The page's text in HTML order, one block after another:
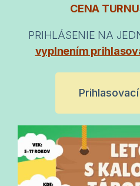
CENA
PRIHLÁSENIE NA
vyplnením